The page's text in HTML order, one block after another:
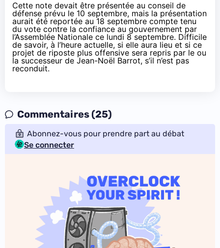
Cette note devait être présentée au conseil de
défense prévu le 10 septembre, mais la présentation
aurait été reportée au 18 septembre compte tenu
du vote contre la confiance au gouvernement par
l’Assemblée Nationale ce lundi 8 septembre. Difficile
de savoir, à l’heure actuelle, si elle aura lieu et si ce
projet de riposte plus offensive sera repris par le ou
la successeur de Jean-Noël Barrot, s’il n’est pas
reconduit.
Commentaires (25)
Abonnez-vous pour prendre part au débat
Se connecter